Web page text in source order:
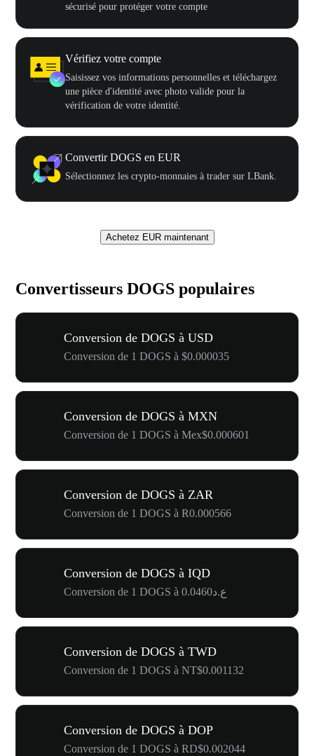
sécurisé pour protéger votre compte
Vérifiez votre compte
Saisissez vos informations personnelles et téléchargez
une pièce d'identité avec photo valide pour la
vérification de votre identité.
Convertir DOGS en EUR
Sélectionnez les crypto-monnaies à trader sur LBank.
Achetez EUR maintenant
Convertisseurs DOGS populaires
Conversion de DOGS à USD
Conversion de 1 DOGS à $0.000035
Conversion de DOGS à MXN
Conversion de 1 DOGS à Mex$0.000601
Conversion de DOGS à ZAR
Conversion de 1 DOGS à R0.000566
Conversion de DOGS à IQD
Conversion de 1 DOGS à ع.د0.0460
Conversion de DOGS à TWD
Conversion de 1 DOGS à NT$0.001132
Conversion de DOGS à DOP
Conversion de 1 DOGS à RD$0.002044